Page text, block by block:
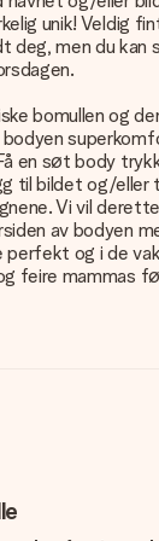
unik! Veldig
deg, men du kan
bomullen og
en søt body
til bildet og/
Vi vil
av bodyen
perfekt og i de
feire mammas